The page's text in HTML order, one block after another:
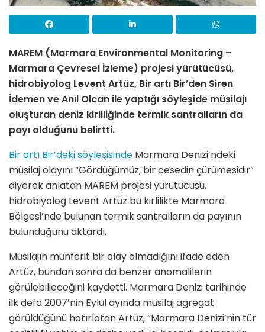
MAREM (Marmara Environmental Monitoring –
Marmara Çevresel İzleme) projesi yürütücüsü,
hidrobiyolog Levent Artüz, Bir artı Bir’den Siren
İdemen ve Anıl Olcan ile yaptığı söyleşide müsilajı
oluşturan deniz kirliliğinde termik santralların da
payı olduğunu belirtti.
Bir artı Bir’deki söyleşisinde Marmara Denizi’ndeki
müsilaj olayını “Gördüğümüz, bir cesedin çürümesidir”
diyerek anlatan MAREM projesi yürütücüsü,
hidrobiyolog Levent Artüz bu kirlilikte Marmara
Bölgesi’nde bulunan termik santralların da payının
bulunduğunu aktardı.
Müsilajın münferit bir olay olmadığını ifade eden
Artüz, bundan sonra da benzer anomalilerin
görülebilieceğini kaydetti. Marmara Denizi tarihinde
ilk defa 2007’nin Eylül ayında müsilaj agregat
görüldüğünü hatırlatan Artüz, “Marmara Denizi’nin tür